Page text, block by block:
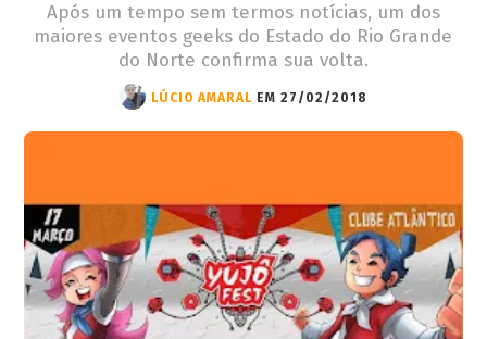
Após um tempo sem termos notícias, um dos
maiores eventos geeks do Estado do Rio Grande
do Norte confirma sua volta.
LÚCIO AMARAL EM 27/02/2018